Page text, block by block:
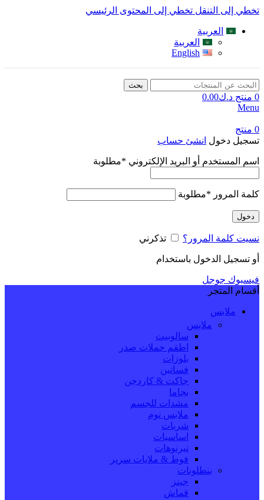
تخطي إلى التنقل تخطي إلى المحتوى الرئيسي
العربية
العربية
English
بحث
0 منتج د.ك0.00
Menu
0 منتج
تسجيل دخول انشئ حساب
اسم المستخدم أو البريد الإلكتروني *مطلوبة
كلمة المرور *مطلوبة
دخول
نسيت كلمة المرور؟ تذكرني
أو تسجيل الدخول باستخدام
فيسبوك جوجل
أقسام المتجر
ملابس
ملابس
سالوبيت
اطقم حملات صدر
بلوزات
فساتين
جاكت & كاردجن
بجاما
مشدات للجسم
ملابس نوم
شربات
اساسيات
تيرنوهات
فوط & ملايات سرير
بنطلونات
جينز
قماش